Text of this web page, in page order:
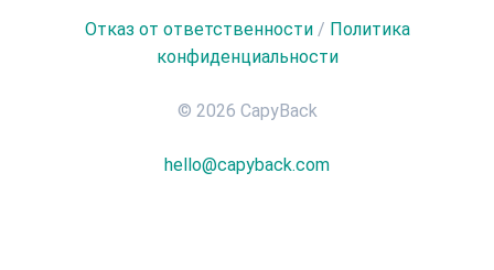
Отказ от ответственности/ Политика
конфиденциальности
© 2026 CapyBack
hello@capyback.com